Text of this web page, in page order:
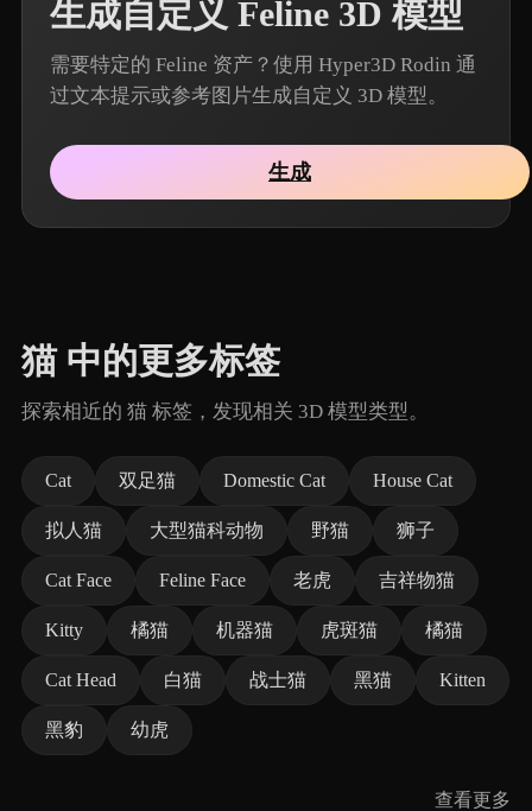
生成自定义 Feline 3D 模型
需要特定的 Feline 资产？使用 Hyper3D Rodin 通
过文本提示或参考图片生成自定义 3D 模型。
生成
猫 中的更多标签
探索相近的 猫 标签，发现相关 3D 模型类型。
Cat 双足猫 Domestic Cat House Cat
拟人猫 大型猫科动物 野猫 狮子
Cat Face Feline Face 老虎 吉祥物猫
Kitty 橘猫 机器猫 虎斑猫 橘猫
Cat Head 白猫 战士猫 黑猫 Kitten
黑豹 幼虎
查看更多